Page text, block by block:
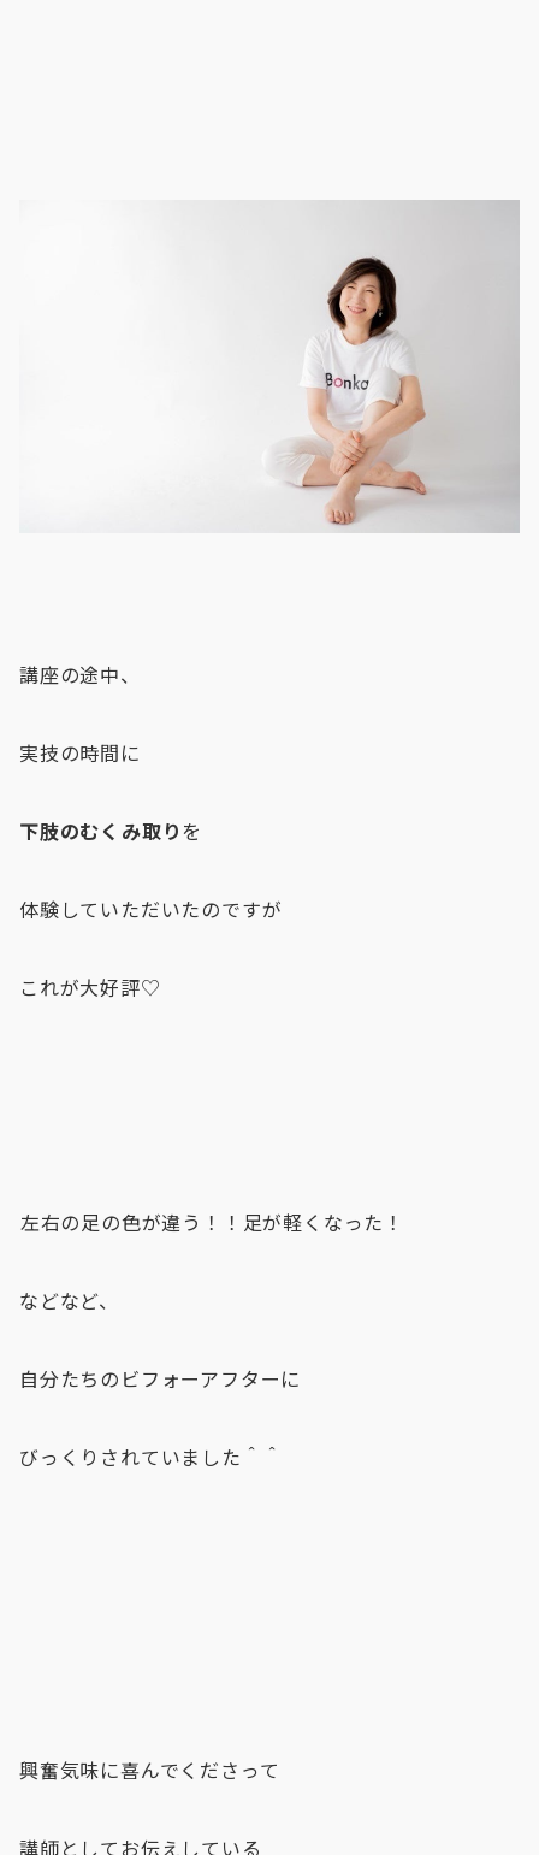
講座の途中、
実技の時間に
下肢のむくみ取りを
体験していただいたのですが
これが大好評♡
⁡左右の足の色が違う！！足が軽くなった！⁡⁡
などなど、
自分たちのビフォーアフターに
びっくりされていました＾＾
興奮気味に喜んでくださって
講師としてお伝えしている